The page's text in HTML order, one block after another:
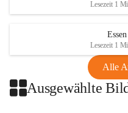
Lesezeit 1
Lesezeit 1
Alle
Ausgewählte